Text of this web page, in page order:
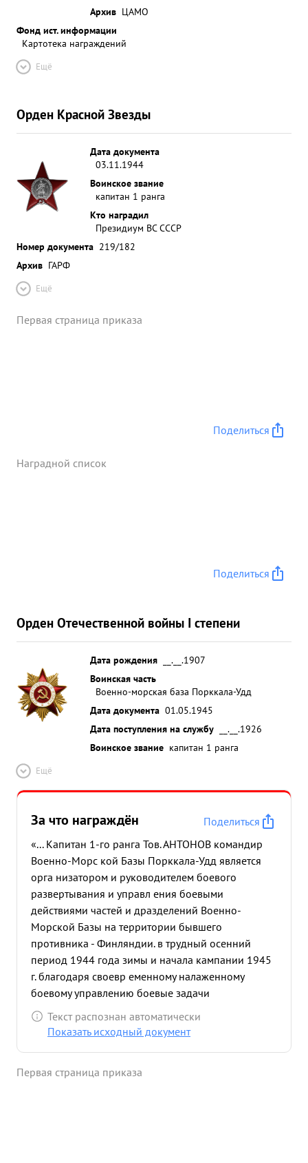
Архив ЦАМО
Фонд ист. информации
Картотека награждений
Ещё
Орден Красной Звезды
Дата документа
03.11.1944
Воинское звание
капитан 1 ранга
Кто наградил
Президиум ВС СССР
Номер документа 219/182
Архив ГАРФ
Ещё
Первая страница приказа
Поделиться
Наградной список
Поделиться
Орден Отечественной войны I степени
Дата рождения
__.__.1907
Воинская часть
Военно-морская база Порккала-Удд
Дата документа 01.05.1945
Дата поступления на службу
__.__.1926
Воинское звание капитан 1 ранга
Ещё
За что награждён
Поделиться
«... Капитан 1-го ранга Тов. АНТОНОВ командир
Военно-Морс кой Базы Порккала-Удд является
орга низатором и руководителем боевого
развертывания и управл ения боевыми
действиями частей и дразделений Военно-
Морской Базы на территории бывшего
противника - Финляндии. в трудный осенний
период 1944 года зимы и начала кампании 1945
г. благодаря своевр еменному налаженному
боевому управлению боевые задачи
поставленные командованием К.Б.Ф. и Командов
нием ТМОРа базой выполнены успешно. в
средств тов. АНТОНОВ отлично организовал
Текст распознан автоматически
Показать исходный документ
Первая страница приказа